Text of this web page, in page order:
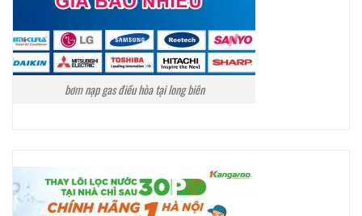
bơm nạp gas điều hòa tại long biên